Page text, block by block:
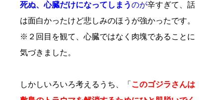
死ぬ、心臓だけになってしまうのが辛すぎて、話
は面白かったけど悲しみのほうが強かったです。
※２回目を観て、心臓ではなく肉塊であることに
気づきました。
しかしいろいろ考えるうち、「 このゴジラさんは